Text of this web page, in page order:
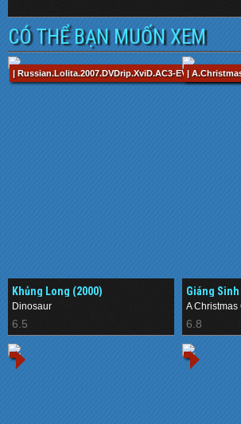
CÓ THỂ BẠN MUỐN XEM
| Russian.Lolita.2007.DVDrip.XviD.AC3-
Khủng Long (2000)
Dinosaur
6.5
|
Giáng
A Christmas
6.8